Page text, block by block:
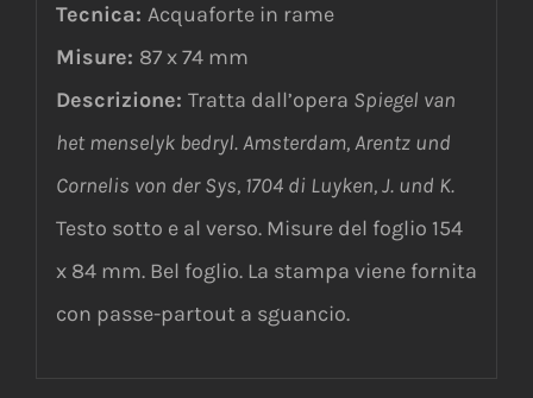
Tecnica: Acquaforte in rame
Misure: 87 x 74 mm
Descrizione: Tratta dall’opera Spiegel van
het menselyk bedryl. Amsterdam, Arentz und
Cornelis von der Sys, 1704 di Luyken, J. und K.
Testo sotto e al verso. Misure del foglio 154
x 84 mm. Bel foglio. La stampa viene fornita
con passe-partout a sguancio.